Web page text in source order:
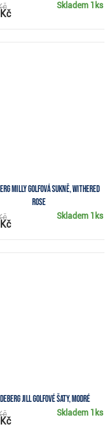
Skladem 1ks
Milly golfová sukně, withered
rose
Skladem 1ks
Jill golfové šaty, modré
Skladem 1ks